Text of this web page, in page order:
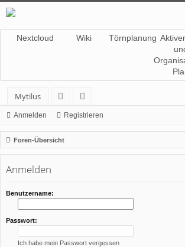
Nextcloud Wiki Törnplanung
Mytilus
or
en
itg
lie
de
Anmelden Registrieren
Foren-Übersicht
Anmelden
Benutzername:
Passwort:
Ich habe mein Passwort vergessen